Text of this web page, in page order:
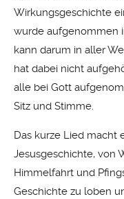
Wirkungsgeschichte
wurde aufgenommen
kann darum in aller
hat dabei nicht
alle bei Gott
Sitz und Stimme.
Das kurze Lied macht
Jesusgeschichte, von
Himmelfahrt und
Geschichte zu loben